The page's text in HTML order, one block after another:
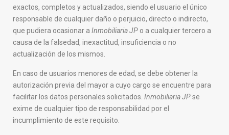
exactos, completos y actualizados, siendo el usuario el único
responsable de cualquier daño o perjuicio, directo o indirecto,
que pudiera ocasionar a Inmobiliaria JP o a cualquier tercero a
causa de la falsedad, inexactitud, insuficiencia o no
actualización de los mismos.
En caso de usuarios menores de edad, se debe obtener la
autorización previa del mayor a cuyo cargo se encuentre para
facilitar los datos personales solicitados. Inmobiliaria JPse
exime de cualquier tipo de responsabilidad por el
incumplimiento de este requisito.